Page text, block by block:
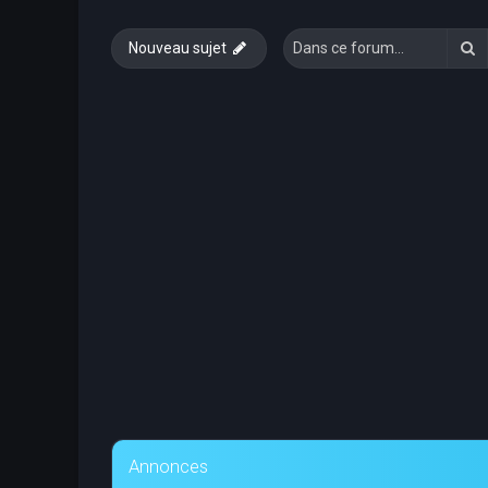
Nouveau sujet
Annonces